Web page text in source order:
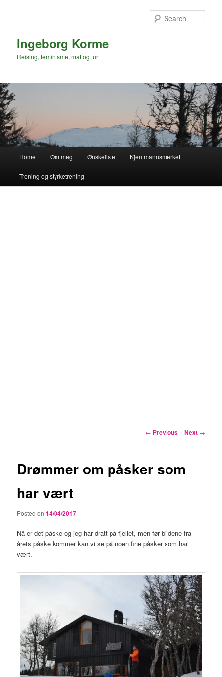
Ingeborg Korme
Reising, feminisme, mat og tur
Home Om meg Ønskeliste Kjentmannsmerket
Trening og styrketrening
Post
← Previous Next →
Drømmer om påsker som
har vært
Posted on14/04/2017
Nå er det påske og jeg har dratt på fjellet, men før bildene fra
årets påske kommer kan vi se på noen fine påsker som har
vært.